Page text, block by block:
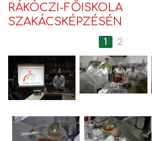
RÁKÓCZI-FŐISKOLA
SZAKÁCSKÉPZÉSÉN
1 2